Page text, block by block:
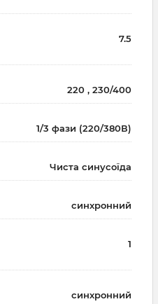
7.5
220 , 230/400
1/3 фази (220/380В)
Чиста синусоїда
синхронний
1
синхронний